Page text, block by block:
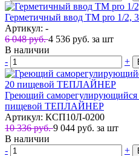
Герметичный ввод ТМ pro 1/2,
Артикул: -
6 048 руб.4 536 руб. за шт
В наличии
-
+
Греющий саморегулирующийся
пищевой ТЕПЛАЙНЕР
Артикул: КСП10Л-0200
10 336 руб.9 044 руб. за шт
В наличии
-
+